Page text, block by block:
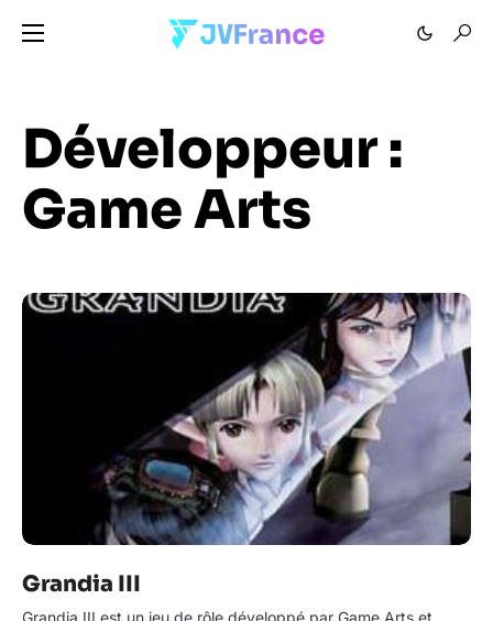
Développeur :
Game Arts
Grandia III
Grandia III est un jeu de rôle développé par Game Arts et